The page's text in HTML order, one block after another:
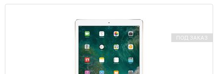
ПОД ЗАКАЗ